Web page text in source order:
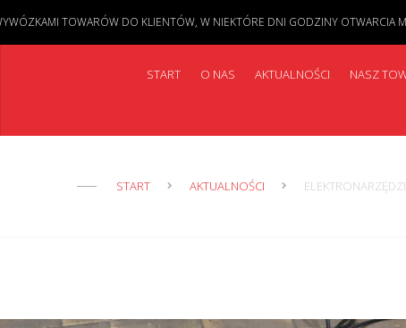
START O NAS AKTUALNOŚCI NASZ
START AKTUALNOŚCI
TOWARÓW DO KLIENTÓW, W NIEKTÓRE DNI GODZINY OTWARCIA